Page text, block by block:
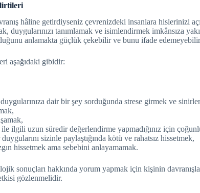
hâline getirdiyseniz çevrenizdeki insanlara hislerinizi
duygularınızı tanımlamak ve isimlendirmek imkânsıza
anlamakta güçlük çekebilir ve bunu ifade
aşağıdaki gibidir:
dair bir şey sorduğunda strese girmek ve
ilgili uzun süredir değerlendirme yapmadığınız için
sizinle paylaştığında kötü ve rahatsız hissetmek,
hissetmek ama sebebini anlayamamak.
sonuçları hakkında yorum yapmak için kişinin
gözlenmelidir.